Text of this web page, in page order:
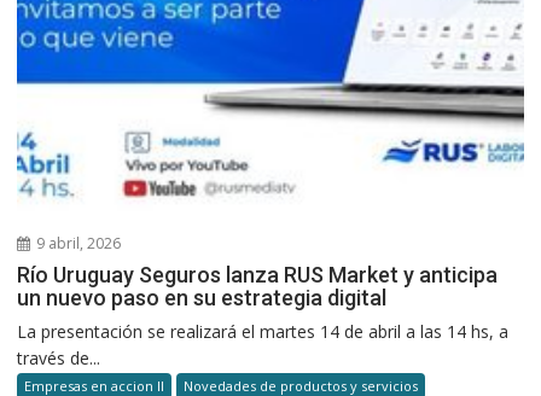
9 abril, 2026
Río Uruguay Seguros lanza RUS Market y anticipa
un nuevo paso en su estrategia digital
La presentación se realizará el martes 14 de abril a las 14 hs, a
través de...
Empresas en accion II
Novedades de productos y servicios